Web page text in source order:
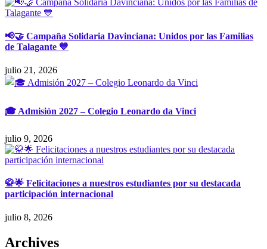
📢🤝 Campaña Solidaria Davinciana: Unidos por las Familias
de Talagante 💙
julio 21, 2026
🎓 Admisión 2027 – Colegio Leonardo da Vinci
julio 9, 2026
🥋🌟 Felicitaciones a nuestros estudiantes por su destacada
participación internacional
julio 8, 2026
Archives